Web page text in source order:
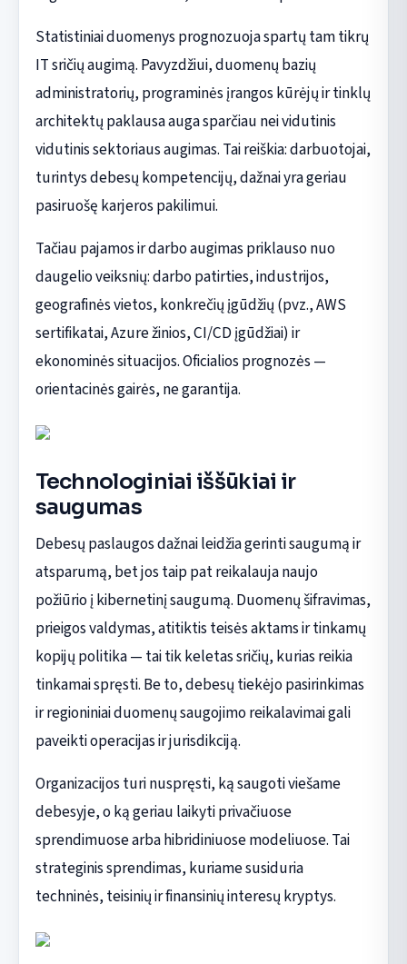
Statistiniai duomenys prognozuoja spartų tam tikrų
IT sričių augimą. Pavyzdžiui, duomenų bazių
administratorių, programinės įrangos kūrėjų ir tinklų
architektų paklausa auga sparčiau nei vidutinis
vidutinis sektoriaus augimas. Tai reiškia: darbuotojai,
turintys debesų kompetencijų, dažnai yra geriau
pasiruošę karjeros pakilimui.
Tačiau pajamos ir darbo augimas priklauso nuo
daugelio veiksnių: darbo patirties, industrijos,
geografinės vietos, konkrečių įgūdžių (pvz., AWS
sertifikatai, Azure žinios, CI/CD įgūdžiai) ir
ekonominės situacijos. Oficialios prognozės —
orientacinės gairės, ne garantija.
Technologiniai iššūkiai ir
saugumas
Debesų paslaugos dažnai leidžia gerinti saugumą ir
atsparumą, bet jos taip pat reikalauja naujo
požiūrio į kibernetinį saugumą. Duomenų šifravimas,
prieigos valdymas, atitiktis teisės aktams ir tinkamų
kopijų politika — tai tik keletas sričių, kurias reikia
tinkamai spręsti. Be to, debesų tiekėjo pasirinkimas
ir regioniniai duomenų saugojimo reikalavimai gali
paveikti operacijas ir jurisdikciją.
Organizacijos turi nuspręsti, ką saugoti viešame
debesyje, o ką geriau laikyti privačiuose
sprendimuose arba hibridiniuose modeliuose. Tai
strateginis sprendimas, kuriame susiduria
techninės, teisinių ir finansinių interesų kryptys.